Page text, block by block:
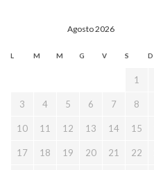
Agosto 2026
L M M G V S D
1
3 4 5 6 7 8
10 11 12 13 14 15
17 18 19 20 21 22